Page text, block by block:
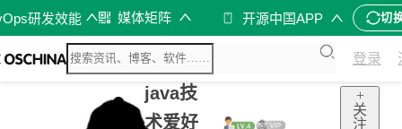
研发效能 媒体矩阵 开源中国APP 切
登录
java技
术爱好
+
关
注